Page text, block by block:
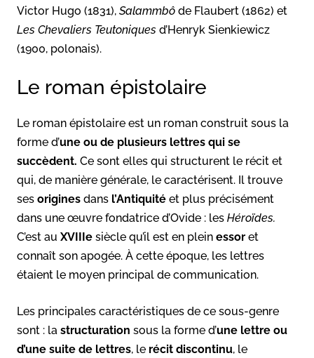
Victor Hugo (1831), Salammbô de Flaubert (1862) et
Les Chevaliers Teutoniques d’Henryk Sienkiewicz
(1900, polonais).
Le roman épistolaire
Le roman épistolaire est un roman construit sous la
forme d’une ou de plusieurs lettres qui se
succèdent. Ce sont elles qui structurent le récit et
qui, de manière générale, le caractérisent. Il trouve
ses origines dans l’Antiquité et plus précisément
dans une œuvre fondatrice d’Ovide : les Héroïdes.
C’est au XVIIIe siècle qu’il est en plein essor et
connaît son apogée. À cette époque, les lettres
étaient le moyen principal de communication.
Les principales caractéristiques de ce sous-genre
sont : la structuration sous la forme d’une lettre ou
d’une suite de lettres, le récit discontinu, le